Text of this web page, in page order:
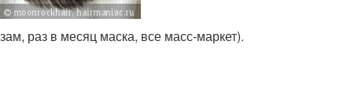
раз в месяц маска, все масс-маркет).